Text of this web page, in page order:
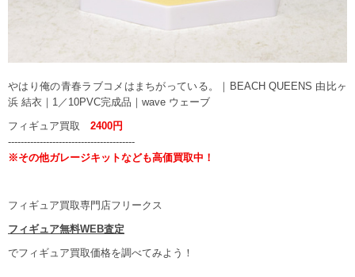
やはり俺の青春ラブコメはまちがっている。｜BEACH QUEENS 由比ヶ
浜 結衣｜1／10PVC完成品｜wave ウェーブ
フィギュア買取 2400円
----------------------------------------
※その他ガレージキットなども高価買取中！
フィギュア買取専門店フリークス
フィギュア無料WEB査定
でフィギュア買取価格を調べてみよう！